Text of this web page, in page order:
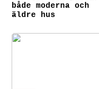
både moderna och
äldre hus